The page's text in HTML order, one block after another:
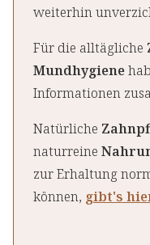
weiterhin
Für die alltägliche
Mundhygiene
Informationen
Natürliche
naturreine
zur Erhaltung
können, gibt's